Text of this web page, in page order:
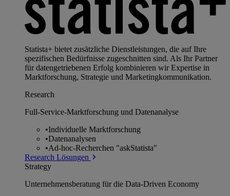
Statista+ bietet zusätzliche Dienstleistungen, die auf Ihre
spezifischen Bedürfnisse zugeschnitten sind. Als Ihr Partner
für datengetriebenen Erfolg kombinieren wir Expertise in
Marktforschung, Strategie und Marketingkommunikation.
Research
Full-Service-Marktforschung und Datenanalyse
•Individuelle Marktforschung
•Datenanalysen
•Ad-hoc-Recherchen "askStatista"
Research Lösungen
Strategy
Unternehmens­beratung für die Data-Driven Economy